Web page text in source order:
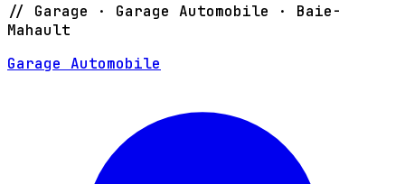
// Garage · Garage Automobile · Baie-
Mahault
Garage Automobile